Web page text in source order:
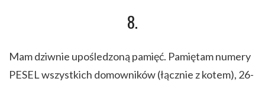
8.
Mam dziwnie upośledzoną pamięć. Pamiętam numery
PESEL wszystkich domowników (łącznie z kotem), 26-